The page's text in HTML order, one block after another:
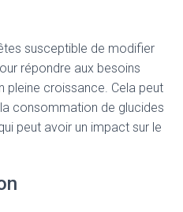
susceptible de modifier
répondre aux besoins
pleine croissance. Cela peut
consommation de glucides
peut avoir un impact sur le